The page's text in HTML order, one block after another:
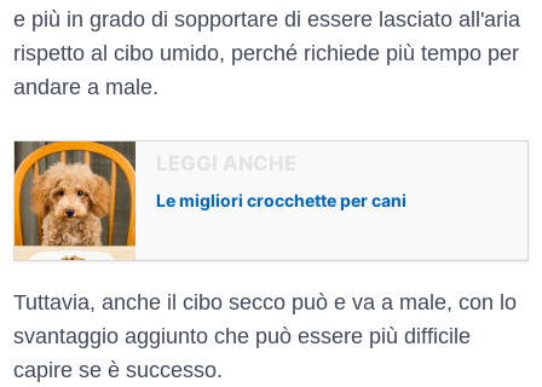
e più in grado di sopportare di essere lasciato all'aria
rispetto al cibo umido, perché richiede più tempo per
andare a male.
Le migliori crocchette per cani
Tuttavia, anche il cibo secco può e va a male, con lo
svantaggio aggiunto che può essere più difficile
capire se è successo.